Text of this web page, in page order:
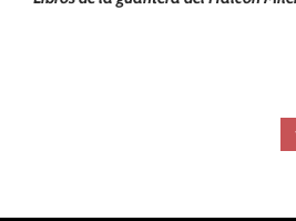
desactivada la